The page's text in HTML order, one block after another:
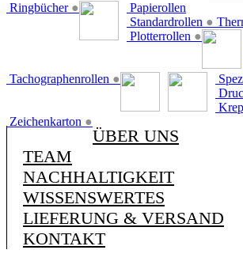
Ringbücher ●
Papierollen
Standardrollen ●
Plotterrollen ●
Tachographenrollen ●
Zeichenkarton ●
ÜBER UNS
TEAM
NACHHALTIGKEIT
WISSENSWERTES
LIEFERUNG & VERSAND
KONTAKT